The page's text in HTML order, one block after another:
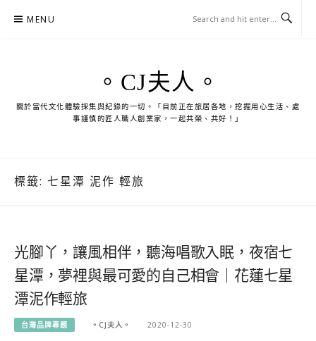
MENU
。CJ夫人。
關於當代文化體驗採集與紀錄的一切。「目前正在旅居各地，挖掘用心生活、處
事謹慎的匠人職人創業家，一起共榮、共好！」
標籤: 七星潭 泥作 輕旅
光腳丫，讓風相伴，聽海唱歌入眠，夜宿七
星潭，夢裡與最可愛的自己相會｜花蓮七星
潭泥作輕旅
台灣品牌專題 。CJ夫人。 2020-12-30